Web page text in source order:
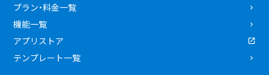
プラン・料金一覧
機能一覧
アプリストア
テンプレート一覧